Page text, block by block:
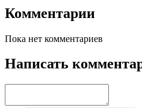
Комментарии
Пока нет комментариев
Написать